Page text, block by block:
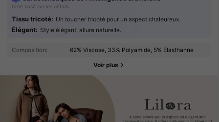
Créé basé sur les détails
Tissu tricoté: Un toucher tricoté pour un aspect chaleureux.
Élégant: Style élégant, allure naturelle.
Composition: 62% Viscose, 33% Polyamide, 5% Élasthanne
Voir plus